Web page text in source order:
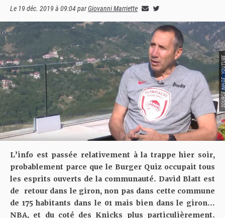
Le 19 déc. 2019 à 09:04parGiovanni Marriette
SOURCE
L’info est passée relativement à la trappe hier soir,
probablement parce que le Burger Quiz occupait tous
les esprits ouverts de la communauté. David Blatt est
de retour dans le giron, non pas dans cette commune
de 175 habitants dans le 01 mais bien dans le giron…
NBA, et du coté des Knicks plus particulièrement.